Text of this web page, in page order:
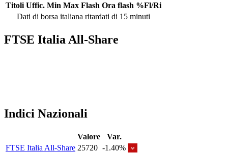
Titoli Uffic. Min Max Flash Ora flash %Fl/Ri
Dati di borsa italiana ritardati di 15 minuti
FTSE Italia All-Share
Indici Nazionali
Valore
Var.
FTSE Italia All-Share 25720 -1.40%